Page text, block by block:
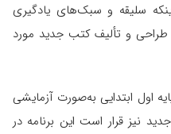
سلیقه و سبک‌های یادگیری
و تألیف کتب جدید مورد
اول ابتدایی به‌صورت آزمایشی
جدید نیز قرار است این برنامه در